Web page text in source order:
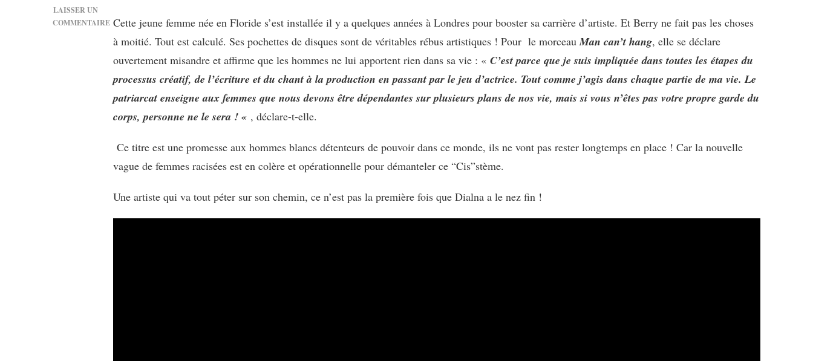
LAISSER UN
COMMENTAIRE
[MUSIQUE]
Cette jeune femme née en Floride s’est installée il y a quelques années à Londres pour booster sa carrière d’artiste. Et Berry ne fait pas les choses
à moitié. Tout est calculé. Ses pochettes de disques sont de véritables rébus artistiques ! Pour le morceauMan can’t hang, elle se déclare
ouvertement misandre et affirme que les hommes ne lui apportent rien dans sa vie : « C’est parce que je suis impliquée dans toutes les étapes du
processus créatif, de l’écriture et du chant à la production en passant par le jeu d’actrice. Tout comme j’agis dans chaque partie de ma vie. Le
patriarcat enseigne aux femmes que nous devons être dépendantes sur plusieurs plans de nos vie, mais si vous n’êtes pas votre propre garde du
corps, personne ne le sera ! « , déclare-t-elle.
Ce titre est une promesse aux hommes blancs détenteurs de pouvoir dans ce monde, ils ne vont pas rester longtemps en place ! Car la nouvelle
vague de femmes racisées est en colère et opérationnelle pour démanteler ce “Cis”stème.
Une artiste qui va tout péter sur son chemin, ce n’est pas la première fois que Dialna a le nez fin !